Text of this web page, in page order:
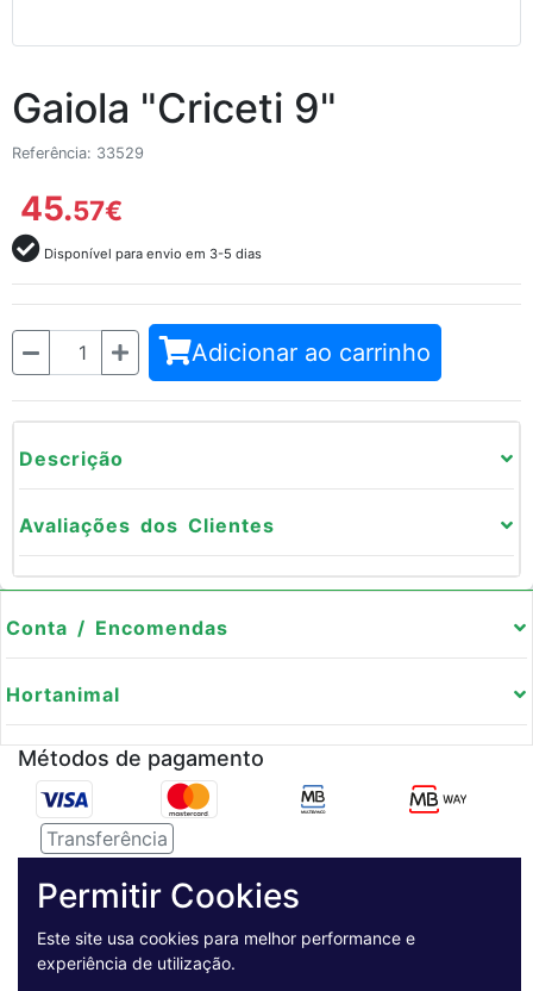
Gaiola "Criceti 9"
Referência: 33529
45.57€
Disponível para envio em 3-5 dias
Quantidade Adicionar ao carrinho
Descrição
Avaliações dos Clientes
Conta / Encomendas
Hortanimal
Métodos de pagamento
Transferência
Pagamento Seguro
Permitir Cookies
Este site usa cookies para melhor performance e
experiência de utilização.